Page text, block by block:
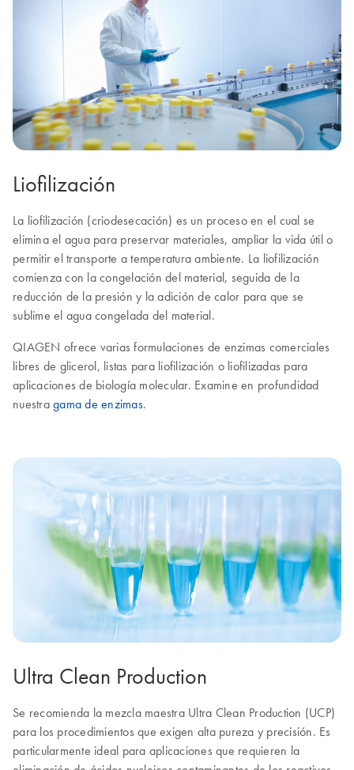
Liofilización
La liofilización (criodesecación) es un proceso en el cual se
elimina el agua para preservar materiales, ampliar la vida útil o
permitir el transporte a temperatura ambiente. La liofilización
comienza con la congelación del material, seguida de la
reducción de la presión y la adición de calor para que se
sublime el agua congelada del material.
QIAGEN ofrece varias formulaciones de enzimas comerciales
libres de glicerol, listas para liofilización o liofilizadas para
aplicaciones de biología molecular. Examine en profundidad
nuestra gama de enzimas.
Ultra Clean Production
Se recomienda la mezcla maestra Ultra Clean Production (UCP)
para los procedimientos que exigen alta pureza y precisión. Es
particularmente ideal para aplicaciones que requieren la